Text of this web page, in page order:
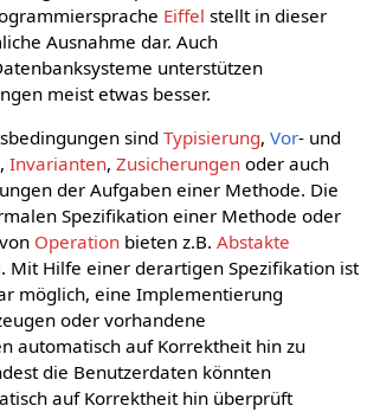
Eiffel stellt in dieser
Ausnahme dar. Auch
unterstützen
meist etwas besser.
sind Typisierung, Vor- und
, Invarianten, Zusicherungenoder auch
der Aufgaben einer Methode. Die
Spezifikation einer Methode oder
Operationbieten z.B. Abstakte
Mit Hilfe einer derartigen Spezifikation ist
möglich, eine Implementierung
oder vorhandene
automatisch auf Korrektheit hin zu
die Benutzerdaten könnten
auf Korrektheit hin überprüft